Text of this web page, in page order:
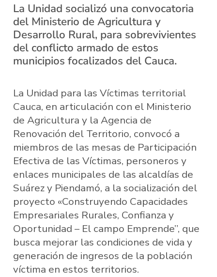
La Unidad socializó una convocatoria
del Ministerio de Agricultura y
Desarrollo Rural, para sobrevivientes
del conflicto armado de estos
municipios focalizados del Cauca.
La Unidad para las Víctimas territorial
Cauca, en articulación con el Ministerio
de Agricultura y la Agencia de
Renovación del Territorio, convocó a
miembros de las mesas de Participación
Efectiva de las Víctimas, personeros y
enlaces municipales de las alcaldías de
Suárez y Piendamó, a la socialización del
proyecto «Construyendo Capacidades
Empresariales Rurales, Confianza y
Oportunidad – El campo Emprende”, que
busca mejorar las condiciones de vida y
generación de ingresos de la población
víctima en estos territorios.